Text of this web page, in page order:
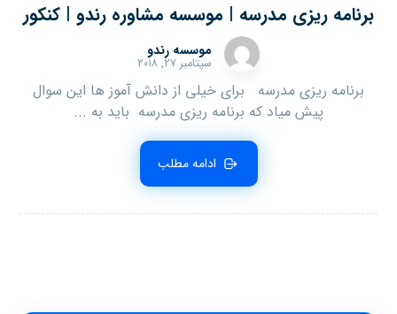
برنامه ریزی مدرسه | موسسه مشاوره رندو | کنکور
موسسه رندو
سپتامبر ۲۷, ۲۰۱۸
برنامه ریزی مدرسه برای خیلی از دانش آموز ها این سوال
پیش میاد که برنامه ریزی مدرسه باید به ...
ادامه مطلب